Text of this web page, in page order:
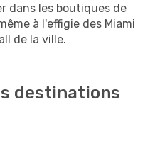
dans les boutiques de
à l'effigie des Miami
de la ville.
destinations